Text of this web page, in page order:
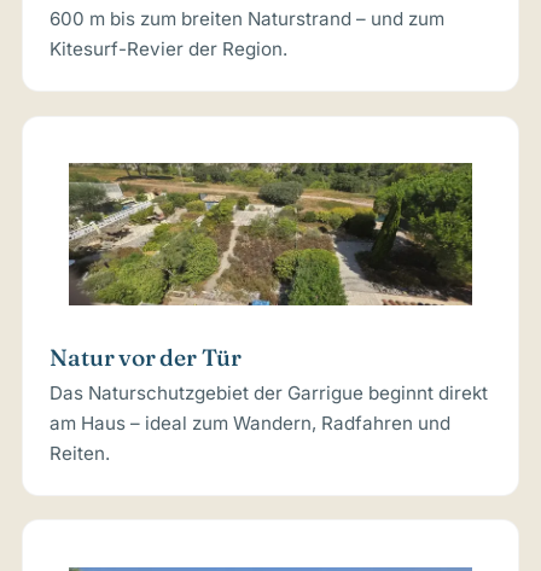
600 m bis zum breiten Naturstrand – und zum
Kitesurf-Revier der Region.
Natur vor der Tür
Das Naturschutzgebiet der Garrigue beginnt direkt
am Haus – ideal zum Wandern, Radfahren und
Reiten.